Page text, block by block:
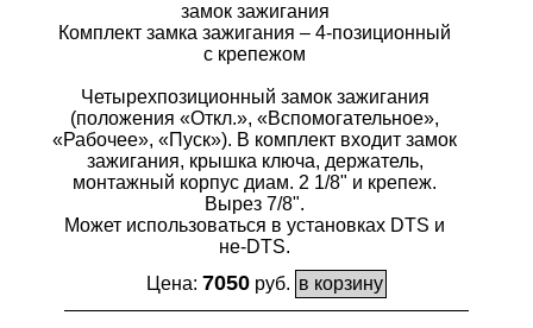
замок зажигания
Комплект замка зажигания – 4-позиционный
с крепежом
Четырехпозиционный замок зажигания
(положения «Откл.», «Вспомогательное»,
«Рабочее», «Пуск»). В комплект входит замок
зажигания, крышка ключа, держатель,
монтажный корпус диам. 2 1/8" и крепеж.
Вырез 7/8".
Может использоваться в установках DTS и
не-DTS.
Цена: 7050 руб.